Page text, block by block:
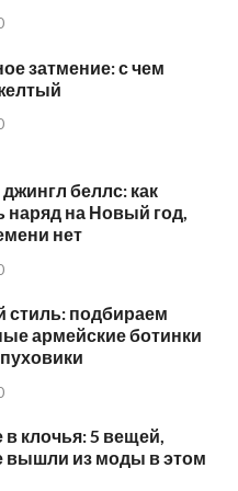
затмение: с чем
беллс: как
наряд на Новый год,
нет
стиль: подбираем
армейские ботинки
в клочья: 5 вещей,
вышли из моды в этом